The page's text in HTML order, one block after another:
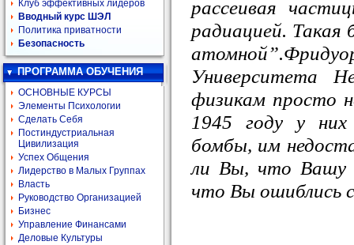
Клуб эффективных лидеров
Вводный курс ШЭЛ
Политика приватности
Безопасность
ПРОГРАММА ОБУЧЕНИЯ
ОСНОВНЫЕ КУРСЫ
Элементы Психологии
Сделать Себя
Постиндустриальная
Цивилизация
Успех Общения
Лидерство в Малых Группах
Власть
Руководство Организацией
Бизнес
Управление Финансами
Деловые Культуры
рассеивая
радиацией. Такая
Университета
физикам просто
1945 году у них
бомбы, им
ли Вы, что Вашу
что Вы ошиблись